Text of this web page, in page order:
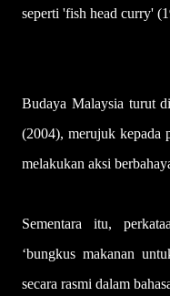
seperti 'fish head curry'
Budaya Malaysia turut
(2004), merujuk kepada
melakukan aksi
Sementara itu,
‘bungkus makanan
secara rasmi dalam